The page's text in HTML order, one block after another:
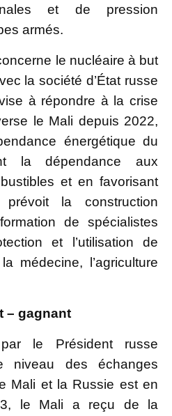
et de pression
armés.
le nucléaire à but
la société d’État russe
à répondre à la crise
le Mali depuis 2022,
énergétique du
la dépendance aux
et en favorisant
prévoit la construction
de spécialistes
et l’utilisation de
médecine, l’agriculture
– gagnant
le Président russe
niveau des échanges
Mali et la Russie est en
le Mali a reçu de la